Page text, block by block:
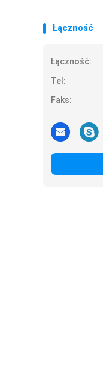
Łączność
Łączność:
Tel:
Faks: